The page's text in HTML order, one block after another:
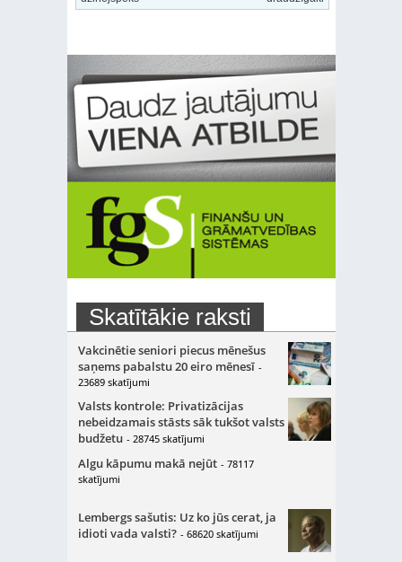
Skatītākie raksti
Vakcinētie seniori piecus mēnešus
saņems pabalstu 20 eiro mēnesī -
23689 skatījumi
Valsts kontrole: Privatizācijas
nebeidzamais stāsts sāk tukšot valsts
budžetu - 28745 skatījumi
Algu kāpumu makā nejūt - 78117
skatījumi
Lembergs sašutis: Uz ko jūs cerat, ja
idioti vada valsti? - 68620 skatījumi